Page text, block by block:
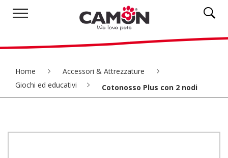
Home
Accessori & Attrezzature
Giochi ed educativi
Cotonosso Plus con 2 nodi